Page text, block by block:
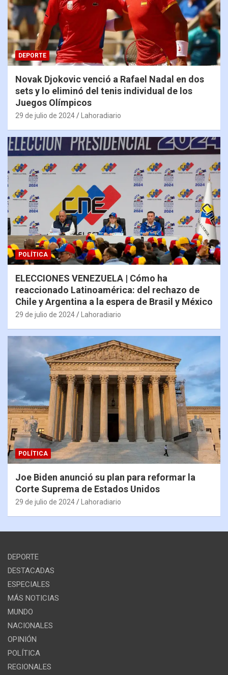
DEPORTE
Novak Djokovic venció a Rafael Nadal en dos
sets y lo eliminó del tenis individual de los
Juegos Olímpicos
29 de julio de 2024 Lahoradiario
POLÍTICA
ELECCIONES VENEZUELA | Cómo ha
reaccionado Latinoamérica: del rechazo de
Chile y Argentina a la espera de Brasil y México
29 de julio de 2024 Lahoradiario
POLÍTICA
Joe Biden anunció su plan para reformar la
Corte Suprema de Estados Unidos
29 de julio de 2024 Lahoradiario
DEPORTE
DESTACADAS
ESPECIALES
MÁS NOTICIAS
MUNDO
NACIONALES
OPINIÓN
POLÍTICA
REGIONALES